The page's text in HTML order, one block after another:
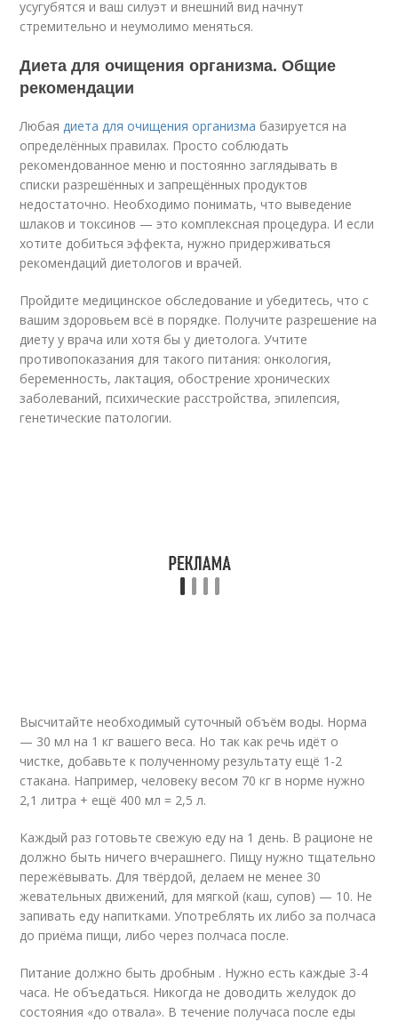
усугубятся и ваш силуэт и внешний вид начнут
стремительно и неумолимо меняться.
Диета для очищения организма. Общие
рекомендации
Любаядиета для очищения организма базируется на
определённых правилах. Просто соблюдать
рекомендованное меню и постоянно заглядывать в
списки разрешённых и запрещённых продуктов
недостаточно. Необходимо понимать, что выведение
шлаков и токсинов — это комплексная процедура. И если
хотите добиться эффекта, нужно придерживаться
рекомендаций диетологов и врачей.
Пройдите медицинское обследование и убедитесь, что с
вашим здоровьем всё в порядке. Получите разрешение на
диету у врача или хотя бы у диетолога. Учтите
противопоказания для такого питания: онкология,
беременность, лактация, обострение хронических
заболеваний, психические расстройства, эпилепсия,
генетические патологии.
Высчитайте необходимый суточный объём воды. Норма
— 30 мл на 1 кг вашего веса. Но так как речь идёт о
чистке, добавьте к полученному результату ещё 1-2
стакана. Например, человеку весом 70 кг в норме нужно
2,1 литра + ещё 400 мл = 2,5 л.
Каждый раз готовьте свежую еду на 1 день. В рационе не
должно быть ничего вчерашнего. Пищу нужно тщательно
пережёвывать. Для твёрдой, делаем не менее 30
жевательных движений, для мягкой (каш, супов) — 10. Не
запивать еду напитками. Употреблять их либо за полчаса
до приёма пищи, либо через полчаса после.
Питание должно быть дробным . Нужно есть каждые 3-4
часа. Не объедаться. Никогда не доводить желудок до
состояния «до отвала». В течение получаса после еды